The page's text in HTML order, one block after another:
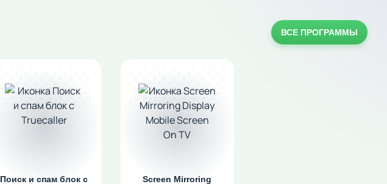
ВСЕ ПРОГРАММЫ
Поиск и спам блок с
Screen Mirroring